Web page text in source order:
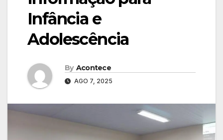
Infância e
Adolescência
By Acontece
AGO 7, 2025